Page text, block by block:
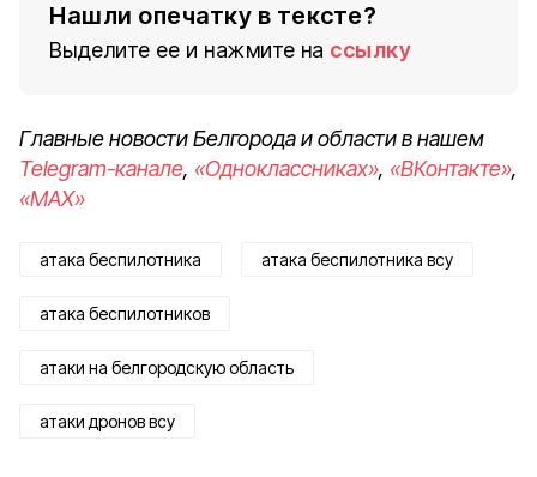
Нашли опечатку в тексте?
Выделите ее и нажмите на ссылку
Главные новости Белгорода и области в нашем
Telegram-канале, «Одноклассниках», «ВКонтакте»,
«MAX»
атака беспилотника атака беспилотника всу
атака беспилотников
атаки на белгородскую область
атаки дронов всу